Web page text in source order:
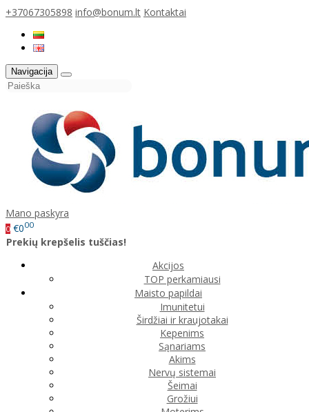
+37067305898 info@bonum.lt Kontaktai
Navigacija
Mano paskyra
0 €000
Prekių krepšelis tuščias!
Akcijos
TOP perkamiausi
Maisto papildai
Imunitetui
Širdžiai ir kraujotakai
Kepenims
Sąnariams
Akims
Nervų sistemai
Šeimai
Grožiui